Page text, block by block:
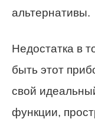
альтернативы.
Недостатка в
быть этот
свой
функции,